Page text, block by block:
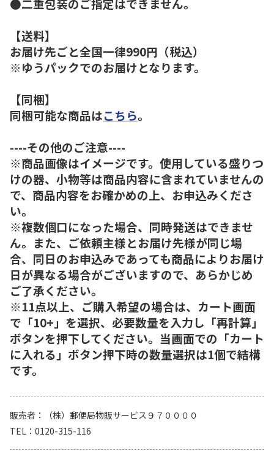
【送料】
お届け先ごと全国一律990円（税込）
※ゆうパックでのお届けとなります。
【同梱】
同梱可能な商品はこちら。
----その他のご注意----
※商品画像はイメージです。使用している盛りつ
けの器、小物等は商品内容に含まれていませんの
で、商品内容をお確かめの上、お申込みくださ
い。
※複数個口になった場合、同時発送はできませ
ん。また、ご依頼主様とお届け先様が同じ場
合、同日のお申込みであっても商品によりお届け
日が異なる場合がございますので、あらかじめ
ご了承ください。
※11点以上、ご購入希望の場合は、カート画面
で「10+」を選択、必要数量を入力し「再計算」
ボタンを押下してください。当画面での「カート
に入れる」ボタン押下時の数量選択は1個で結構
です。
販売者
（株）郵便局物販サービス９７００００
TEL
0120-315-116